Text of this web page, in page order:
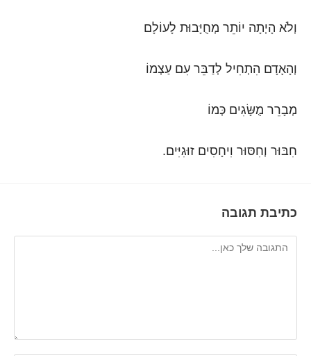
וְלֹא הָיְתָה יוֹתֵר מְחֻיָּבוּת לָעוֹלָם
וְהָאָדָם הִתְחִיל לְדַבֵּר עִם עַצְמוֹ
מְבָרֵר מֻשָּׂגִים כְּמוֹ
חִבּוּר וְחִסּוּר וִיחָסִים זוּגִיִּים.
כתיבת תגובה